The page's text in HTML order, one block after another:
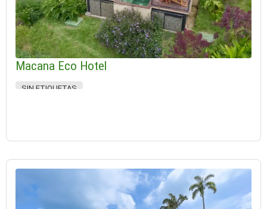
Macana Eco Hotel
SIN ETIQUETAS